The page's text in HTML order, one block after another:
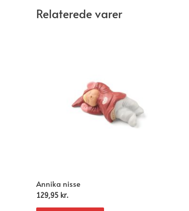
Relaterede varer
Annika nisse
129,95 kr.